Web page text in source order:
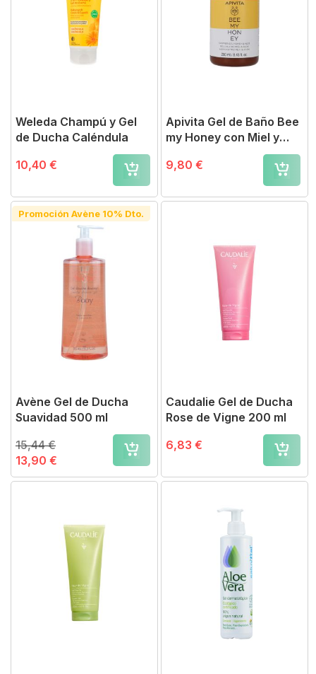
Weleda Champú y Gel
de Ducha Caléndula
10,40 €
Apivita Gel de Baño Bee
my Honey con Miel y
9,80 €
Promoción Avène 10% Dto.
Avène Gel de Ducha
Suavidad 500 ml
13,90 €
15,44 €
Caudalie Gel de Ducha
Rose de Vigne 200 ml
6,83 €